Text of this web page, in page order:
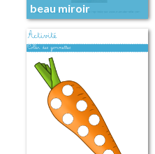
beau miroir